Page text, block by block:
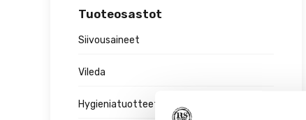
Tuoteosastot
Siivousaineet
Vileda
Hygieniatuotteet